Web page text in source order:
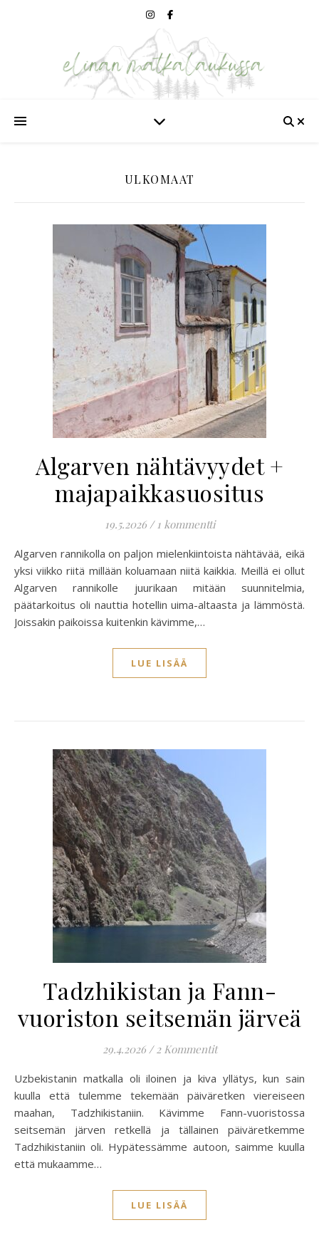
ULKOMAAT
Algarven nähtävyydet +
majapaikkasuositus
19.5.2026 / 1 kommentti
Algarven rannikolla on paljon mielenkiintoista nähtävää, eikä
yksi viikko riitä millään koluamaan niitä kaikkia. Meillä ei ollut
Algarven rannikolle juurikaan mitään suunnitelmia,
päätarkoitus oli nauttia hotellin uima-altaasta ja lämmöstä.
Joissakin paikoissa kuitenkin kävimme,…
LUE LISÄÄ
Tadzhikistan ja Fann-
vuoriston seitsemän järveä
29.4.2026 / 2 Kommentit
Uzbekistanin matkalla oli iloinen ja kiva yllätys, kun sain
kuulla että tulemme tekemään päiväretken viereiseen
maahan, Tadzhikistaniin. Kävimme Fann-vuoristossa
seitsemän järven retkellä ja tällainen päiväretkemme
Tadzhikistaniin oli. Hypätessämme autoon, saimme kuulla
että mukaamme…
LUE LISÄÄ